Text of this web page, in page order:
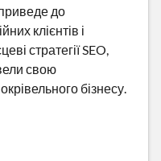
до
клієнтів і
стратегії SEO,
свою
бізнесу.